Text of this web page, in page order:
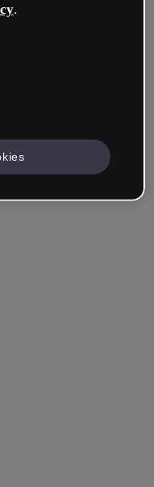
de celui de :
.